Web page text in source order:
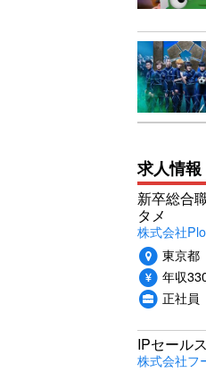
求人情報
新卒総合
タメ
株式会社
東京都
年収
正社員
IPセール
株式会社フ